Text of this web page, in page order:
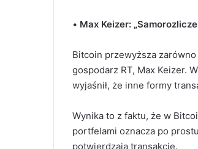
• Max Keizer:
Bitcoin przewyższa
gospodarz RT, Max Keizer.
wyjaśnił, że inne formy
Wynika to z faktu, że w
portfelami oznacza po
potwierdzają transakcje.